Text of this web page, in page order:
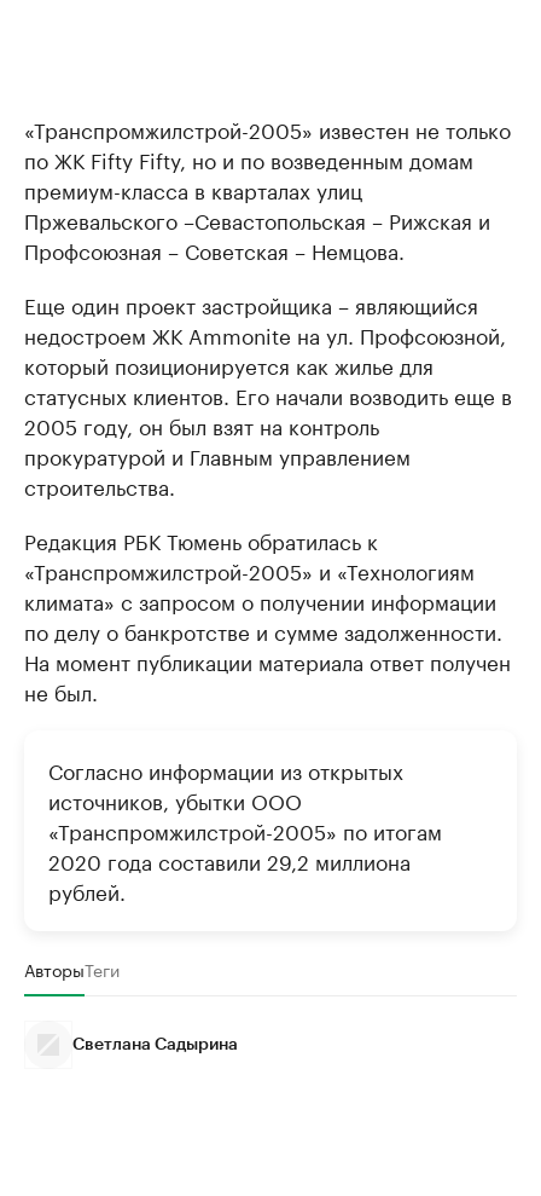
«Транспромжилстрой-2005» известен не только
по ЖК Fifty Fifty, но и по возведенным домам
премиум-класса в кварталах улиц
Пржевальского –Севастопольская ­– Рижская и
Профсоюзная – Советская – Немцова.
Еще один проект застройщика – являющийся
недостроем ЖК Ammonite на ул. Профсоюзной,
который позиционируется как жилье для
статусных клиентов. Его начали возводить еще в
2005 году, он был взят на контроль
прокуратурой и Главным управлением
строительства.
Редакция РБК Тюмень обратилась к
«Транспромжилстрой-2005» и «Технологиям
климата» с запросом о получении информации
по делу о банкротстве и сумме задолженности.
На момент публикации материала ответ получен
не был.
Согласно информации из открытых
источников, убытки ООО
«Транспромжилстрой-2005» по итогам
2020 года составили 29,2 миллиона
рублей.
АвторыТеги
Светлана Садырина